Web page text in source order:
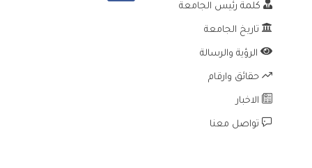
كلمة رئيس الجامعة
تاريخ الجامعة
الرؤية والرسالة
حقائق وارقام
الاخبار
تواصل معنا